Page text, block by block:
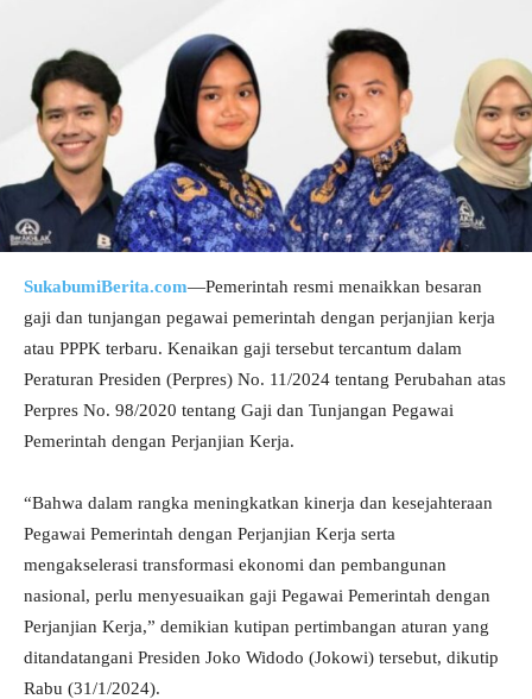
SukabumiBerita.com—Pemerintah resmi menaikkan besaran
gaji dan tunjangan pegawai pemerintah dengan perjanjian kerja
atau PPPK terbaru. Kenaikan gaji tersebut tercantum dalam
Peraturan Presiden (Perpres) No. 11/2024 tentang Perubahan atas
Perpres No. 98/2020 tentang Gaji dan Tunjangan Pegawai
Pemerintah dengan Perjanjian Kerja.
“Bahwa dalam rangka meningkatkan kinerja dan kesejahteraan
Pegawai Pemerintah dengan Perjanjian Kerja serta
mengakselerasi transformasi ekonomi dan pembangunan
nasional, perlu menyesuaikan gaji Pegawai Pemerintah dengan
Perjanjian Kerja,” demikian kutipan pertimbangan aturan yang
ditandatangani Presiden Joko Widodo (Jokowi) tersebut, dikutip
Rabu (31/1/2024).